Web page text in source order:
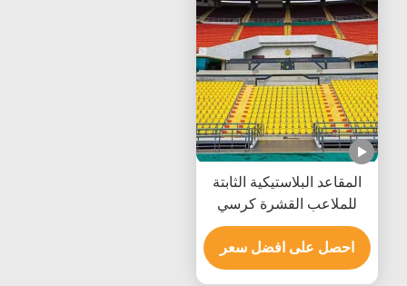
المقاعد البلاستيكية الثابتة
للملاعب القشرة كرسي
الملاعب مع الأرضية المثبتة
على الحائط
احصل على افضل سعر